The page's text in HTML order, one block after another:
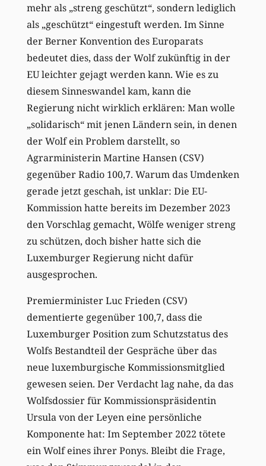
mehr als „streng geschützt“, sondern lediglich
als „geschützt“ eingestuft werden. Im Sinne
der Berner Konvention des Europarats
bedeutet dies, dass der Wolf zukünftig in der
EU leichter gejagt werden kann. Wie es zu
diesem Sinneswandel kam, kann die
Regierung nicht wirklich erklären: Man wolle
„solidarisch“ mit jenen Ländern sein, in denen
der Wolf ein Problem darstellt, so
Agrarministerin Martine Hansen (CSV)
gegenüber Radio 100,7. Warum das Umdenken
gerade jetzt geschah, ist unklar: Die EU-
Kommission hatte bereits im Dezember 2023
den Vorschlag gemacht, Wölfe weniger streng
zu schützen, doch bisher hatte sich die
Luxemburger Regierung nicht dafür
ausgesprochen.
Premierminister Luc Frieden (CSV)
dementierte gegenüber 100,7, dass die
Luxemburger Position zum Schutzstatus des
Wolfs Bestandteil der Gespräche über das
neue luxemburgische Kommissionsmitglied
gewesen seien. Der Verdacht lag nahe, da das
Wolfsdossier für Kommissionspräsidentin
Ursula von der Leyen eine persönliche
Komponente hat: Im September 2022 tötete
ein Wolf eines ihrer Ponys. Bleibt die Frage,